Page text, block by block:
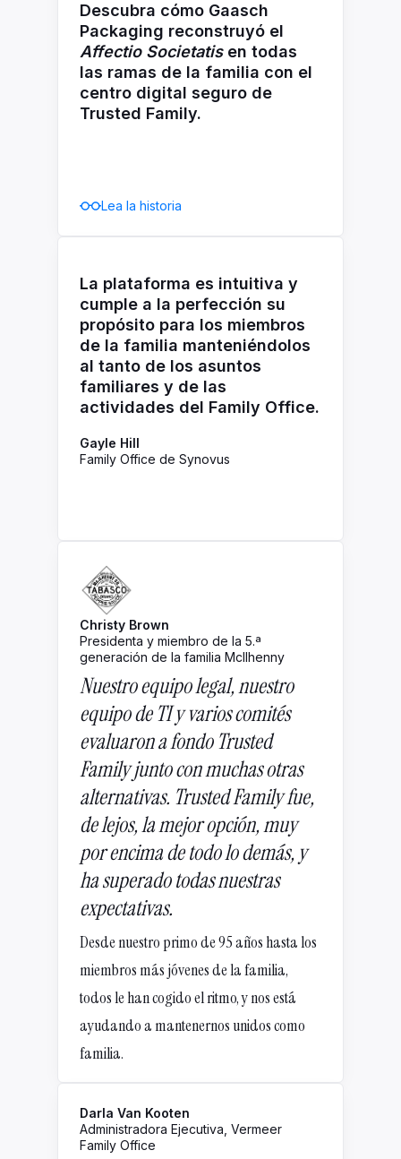
Descubra cómo Gaasch
Packaging reconstruyó el
Affectio Societatisen todas
las ramas de la familia con el
centro digital seguro de
Trusted Family.
Lea la historia
La plataforma es intuitiva y
cumple a la perfección su
propósito para los miembros
de la familia manteniéndolos
al tanto de los asuntos
familiares y de las
actividades del Family Office.
Gayle Hill
Family Office de Synovus
Christy Brown
Presidenta y miembro de la 5.ª
generación de la familia McIlhenny
Nuestro equipo legal, nuestro
equipo de TI y varios comités
evaluaron a fondo Trusted
Family junto con muchas otras
alternativas. Trusted Family fue,
de lejos, la mejor opción, muy
por encima de todo lo demás, y
ha superado todas nuestras
expectativas.
Desde nuestro primo de 95 años hasta los
miembros más jóvenes de la familia,
todos le han cogido el ritmo, y nos está
ayudando a mantenernos unidos como
familia.
Darla Van Kooten
Administradora Ejecutiva, Vermeer
Family Office